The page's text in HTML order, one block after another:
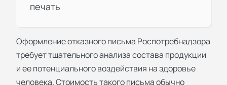
печать
Оформление отказного письма Роспотребнадзора
требует тщательного анализа состава продукции
и ее потенциального воздействия на здоровье
человека. Стоимость такого письма обычно